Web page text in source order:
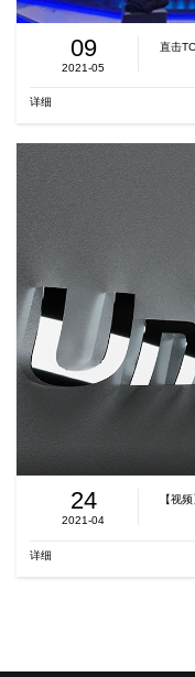
09
2021-05
直击
详细
24
2021-04
【视
详细